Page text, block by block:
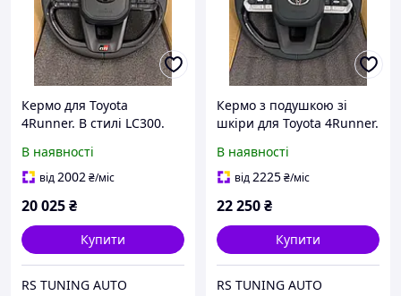
Кермо для Toyota
4Runner. В стилі LC300.
В наявності
від2002₴/міс
20 025₴
Купити
RS TUNING AUTO
Кермо з подушкою зі
шкіри для Toyota 4Runner.
лак. В сборі.
В наявності
від2225₴/міс
22 250₴
Купити
RS TUNING AUTO